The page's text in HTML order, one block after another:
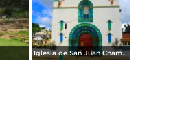
Iglesia de San Juan Chamula